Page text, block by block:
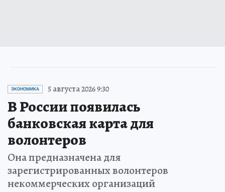
ЭКОНОМИКА 5 августа 2026 9:30
В России появилась
банковская карта для
волонтеров
Она предназначена для
зарегистрированных волонтеров
некоммерческих организаций